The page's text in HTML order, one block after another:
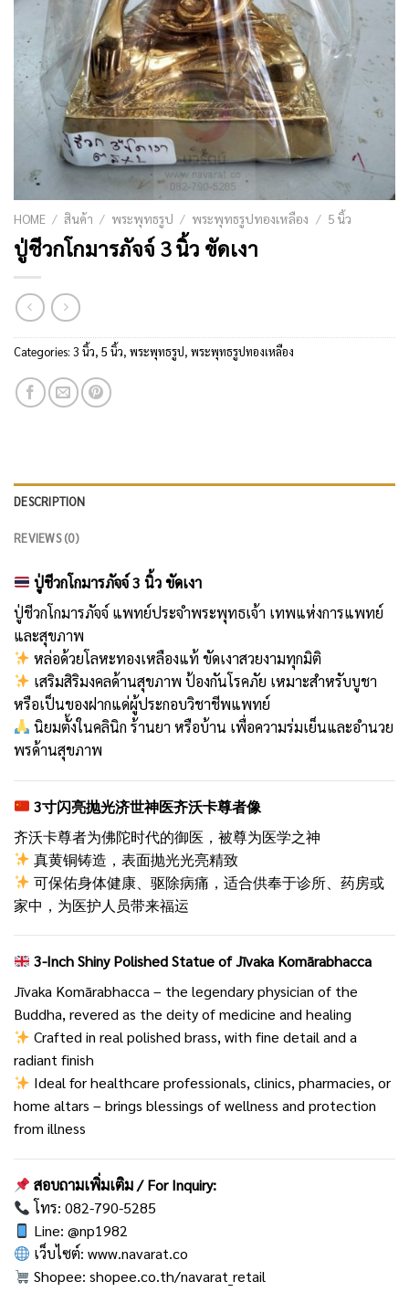
HOME / สินค้า / พระพุทธรูป / พระพุทธรูปทองเหลือง / 5 นิ้ว
ปู่ชีวกโกมารภัจจ์ 3 นิ้ว ขัดเงา
Categories: 3 นิ้ว, 5 นิ้ว, พระพุทธรูป, พระพุทธรูปทองเหลือง
DESCRIPTION
REVIEWS (0)
ปู่ชีวกโกมารภัจจ์ 3 นิ้ว ขัดเงา
ปู่ชีวกโกมารภัจจ์ แพทย์ประจำพระพุทธเจ้า เทพแห่งการแพทย์
และสุขภาพ
หล่อด้วยโลหะทองเหลืองแท้ ขัดเงาสวยงามทุกมิติ
เสริมสิริมงคลด้านสุขภาพ ป้องกันโรคภัย เหมาะสำหรับบูชา
หรือเป็นของฝากแด่ผู้ประกอบวิชาชีพแพทย์
นิยมตั้งในคลินิก ร้านยา หรือบ้าน เพื่อความร่มเย็นและอำนวย
พรด้านสุขภาพ
3寸闪亮抛光济世神医齐沃卡尊者像
齐沃卡尊者为佛陀时代的御医，被尊为医学之神
真黄铜铸造，表面抛光光亮精致
可保佑身体健康、驱除病痛，适合供奉于诊所、药房或
家中，为医护人员带来福运
3-Inch Shiny Polished Statue of Jīvaka Komārabhacca
Jīvaka Komārabhacca – the legendary physician of the
Buddha, revered as the deity of medicine and healing
Crafted in real polished brass, with fine detail and a
radiant finish
Ideal for healthcare professionals, clinics, pharmacies, or
home altars – brings blessings of wellness and protection
from illness
สอบถามเพิ่มเติม / For Inquiry:
โทร: 082-790-5285
Line: @np1982
เว็บไซต์:www.navarat.co
Shopee:shopee.co.th/navarat_retail